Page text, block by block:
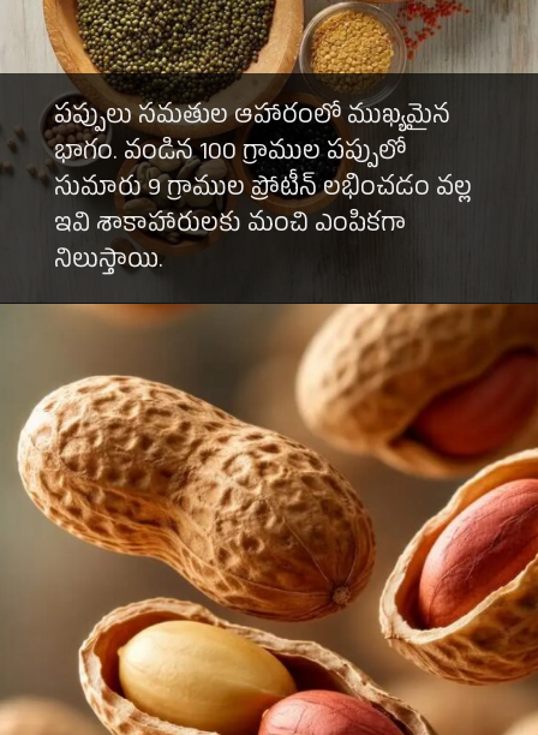
పప్పులు సమతుల ఆహారంలో ముఖ్యమైన
భాగం. వండిన 100 గ్రాముల పప్పులో
సుమారు 9 గ్రాముల ప్రోటీన్ లభించడం వల్ల
ఇవి శాకాహారులకు మంచి ఎంపికగా
నిలుస్తాయి.